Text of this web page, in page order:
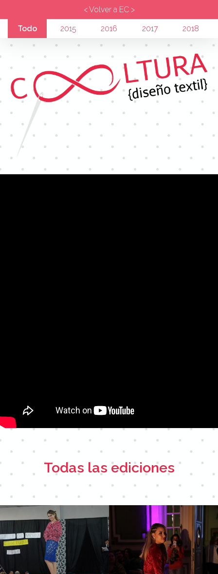
< Volver a EC >
Todo 2015 2016 2017 2018
Todas las ediciones